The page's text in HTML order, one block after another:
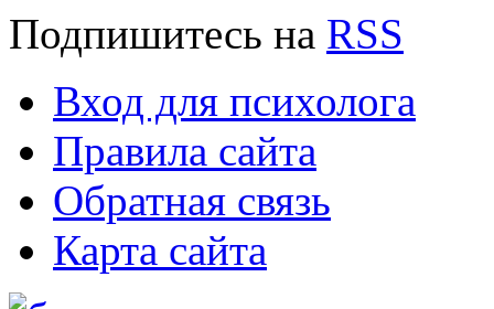
Подпишитесь на RSS
Вход для психолога
Правила сайта
Обратная связь
Карта сайта